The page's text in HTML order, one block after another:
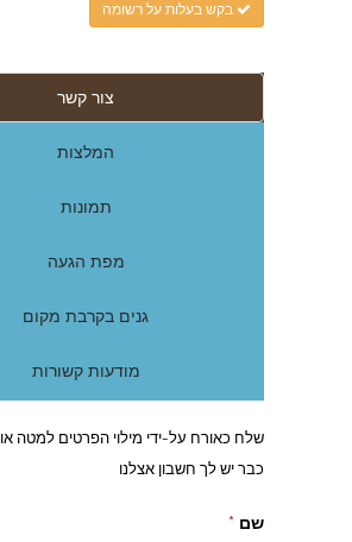
בקש בעלות על רשומה
צור קשר
המלצות
תמונות
מפת הגעה
גנים בקרבת מקום
מודעות קשורות
שלח כאורח על-ידי מילוי הפרטים למטה או
כבר יש לך חשבון אצלנו
שם *